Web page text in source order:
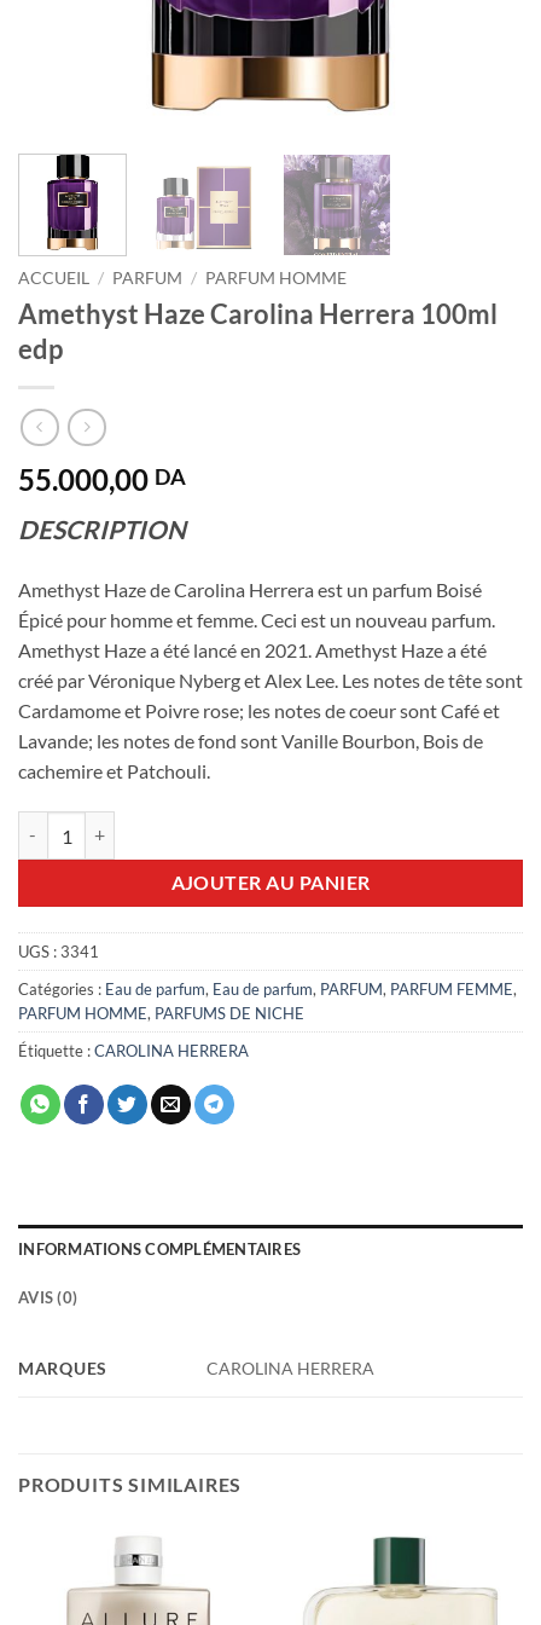
ACCUEIL / PARFUM / PARFUM HOMME
Amethyst Haze Carolina Herrera 100ml
edp
55.000,00 DA
DESCRIPTION
Amethyst Haze de Carolina Herrera est un parfum Boisé
Épicé pour homme et femme. Ceci est un nouveau parfum.
Amethyst Haze a été lancé en 2021. Amethyst Haze a été
créé par Véronique Nyberg et Alex Lee. Les notes de tête sont
Cardamome et Poivre rose; les notes de coeur sont Café et
Lavande; les notes de fond sont Vanille Bourbon, Bois de
cachemire et Patchouli.
AJOUTER AU PANIER
UGS :3341
Catégories : Eau de parfum, Eau de parfum, PARFUM, PARFUM FEMME,
PARFUM HOMME, PARFUMS DE NICHE
Étiquette :CAROLINA HERRERA
INFORMATIONS COMPLÉMENTAIRES
AVIS (0)
MARQUES CAROLINA HERRERA
PRODUITS SIMILAIRES